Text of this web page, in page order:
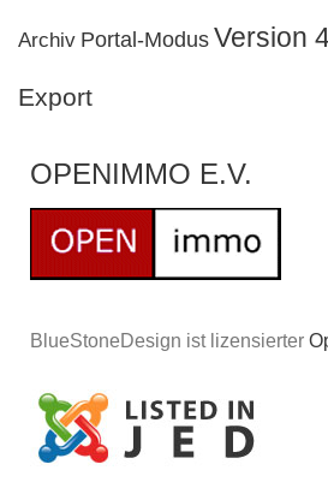
Archiv Portal-Modus Version
Export
OPENIMMO E.V.
BlueStoneDesign ist lizensierter